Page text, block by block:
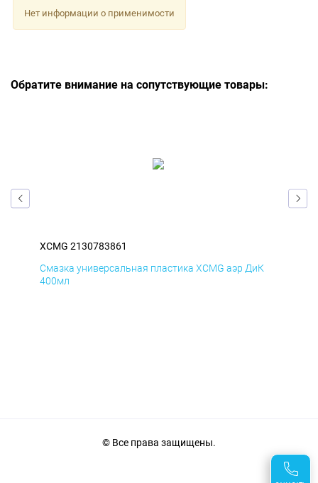
Нет информации о применимости
Обратите внимание на сопутствующие товары:
XCMG 2130783861
Смазка универсальная пластика XCMG аэр ДиК
400мл
© Все права защищены.